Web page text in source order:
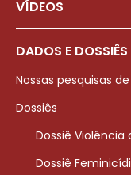
VÍDEOS
DADOS E DOSSIÊS
Nossas pesquisas
Dossiês
Dossiê Violência
Dossiê